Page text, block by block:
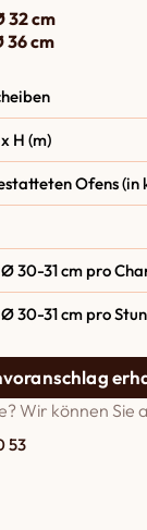
32 cm
36 cm
H (m)
Ofens (in
30-31 cm pro
30-31 cm pro
Wir können Sie
53